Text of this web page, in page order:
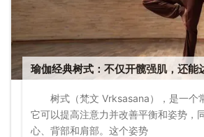
瑜伽经典树式：不仅开髋强肌，还能
树式（梵文 Vrksasana），是一个
它可以提高注意力并改善平衡和姿势，
心、背部和肩部。这个姿势